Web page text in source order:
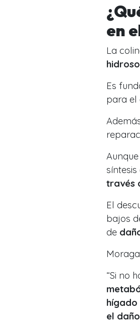
en
La
Es
para el
síntesis
través
El
bajos
de
“Si no
el